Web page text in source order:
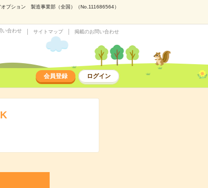
プション 製造事業部（全国）（No.111686564）
い合わせ サイトマップ 掲載のお問い合わせ
会員登録 ログイン